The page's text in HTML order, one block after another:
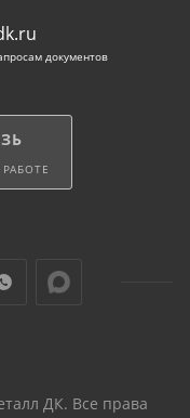
документов
ДК. Все права